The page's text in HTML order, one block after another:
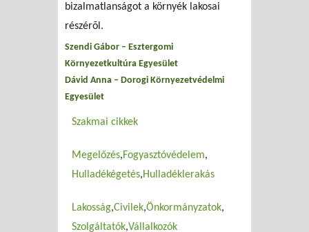
bizalmatlanságot a környék lakosai
részérõl.
Szendi Gábor – Esztergomi
Környezetkultúra Egyesület
Dávid Anna – Dorogi Környezetvédelmi
Egyesület
Szakmai cikkek
Megelőzés Fogyasztóvédelem
Hulladékégetés Hulladéklerakás
Lakosság Civilek Önkormányzatok
Szolgáltatók Vállalkozók